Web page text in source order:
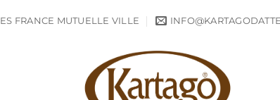
FRANCE MUTUELLE VILLE